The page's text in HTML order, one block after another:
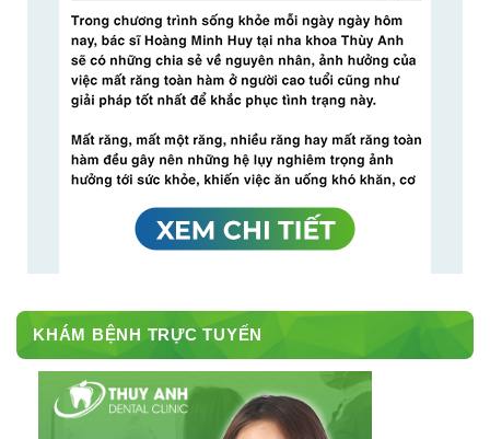
KHÁM BỆNH TRỰC TUYẾN